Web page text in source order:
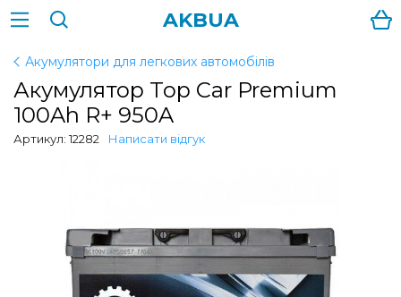
Акумулятори для легкових автомобілів
Акумулятор Top Car Premium
100Ah R+ 950A
Артикул: 12282 Написати відгук
AKBUA